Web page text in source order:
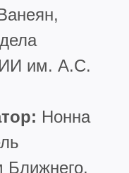
им. А.С.
Нонна
Ближнего,